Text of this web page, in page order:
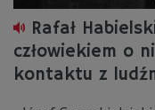
Rafał
człowiekiem o
kontaktu z